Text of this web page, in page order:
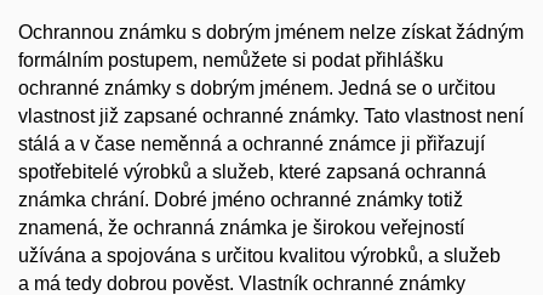
Ochrannou známku s dobrým jménem nelze získat žádným
formálním postupem, nemůžete si podat přihlášku
ochranné známky s dobrým jménem. Jedná se o určitou
vlastnost již zapsané ochranné známky. Tato vlastnost není
stálá a v čase neměnná a ochranné známce ji přiřazují
spotřebitelé výrobků a služeb, které zapsaná ochranná
známka chrání. Dobré jméno ochranné známky totiž
znamená, že ochranná známka je širokou veřejností
užívána a spojována s určitou kvalitou výrobků, a služeb
a má tedy dobrou pověst. Vlastník ochranné známky